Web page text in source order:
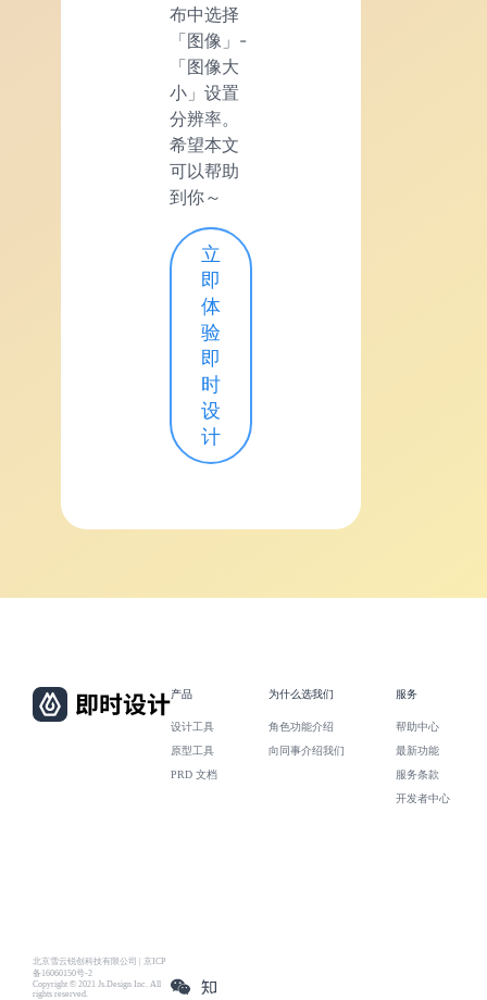
布中选择
「图像」-
「图像大
小」设置
分辨率。
希望本文
可以帮助
到你～
立
即
体
验
即
时
设
计
北京雪云锐创科技有限公司 | 京ICP
备16060150号-2
Copyright © 2021 Js.Design Inc. All
rights reserved.
产品
设计工具
原型工具
PRD 文档
为什么选我们
角色功能介绍
向同事介绍我们
服务
帮助中心
最新功能
服务条款
开发者中心